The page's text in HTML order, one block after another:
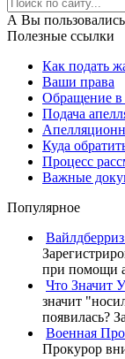
А Вы
Полезные ссылки
Как подать
Ваши права
Обращение в
Подача
Куда
Процесс
Важные
Популярное
при помощи
Что Значит
значит
появилась?
Военная
Прокурор